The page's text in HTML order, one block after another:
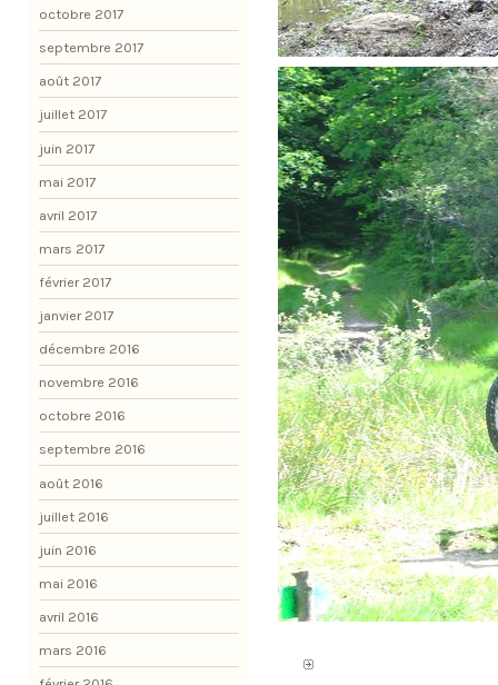
octobre 2017
septembre 2017
août 2017
juillet 2017
juin 2017
mai 2017
avril 2017
mars 2017
février 2017
janvier 2017
décembre 2016
novembre 2016
octobre 2016
septembre 2016
août 2016
juillet 2016
juin 2016
mai 2016
avril 2016
mars 2016